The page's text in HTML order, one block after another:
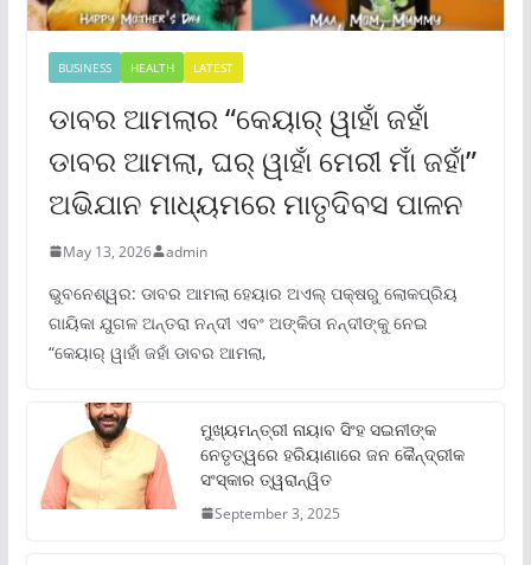
BUSINESS HEALTH LATEST
ଡାବର ଆମଲାର “କେୟାର୍ ୱାହାଁ ଜହାଁ
ଡାବର ଆମଲା, ଘର୍ ୱାହାଁ ମେରୀ ମାଁ ଜହାଁ”
ଅଭିଯାନ ମାଧ୍ୟମରେ ମାତୃଦିବସ ପାଳନ
May 13, 2026 admin
ଭୁବନେଶ୍ୱର: ଡାବର ଆମଲା ହେୟାର ଅଏଲ୍ ପକ୍ଷରୁ ଲୋକପ୍ରିୟ
ଗାୟିକା ଯୁଗଳ ଅନ୍ତରା ନନ୍ଦୀ ଏବଂ ଅଙ୍କିତା ନନ୍ଦୀଙ୍କୁ ନେଇ
“କେୟାର୍ ୱାହାଁ ଜହାଁ ଡାବର ଆମଲା,
ମୁଖ୍ୟମନ୍ତ୍ରୀ ନାୟାବ ସିଂହ ସଇନୀଙ୍କ
ନେତୃତ୍ୱରେ ହରିୟାଣାରେ ଜନ କୈନ୍ଦ୍ରୀକ
ସଂସ୍କାର ତ୍ୱରାନ୍ୱିତ
September 3, 2025